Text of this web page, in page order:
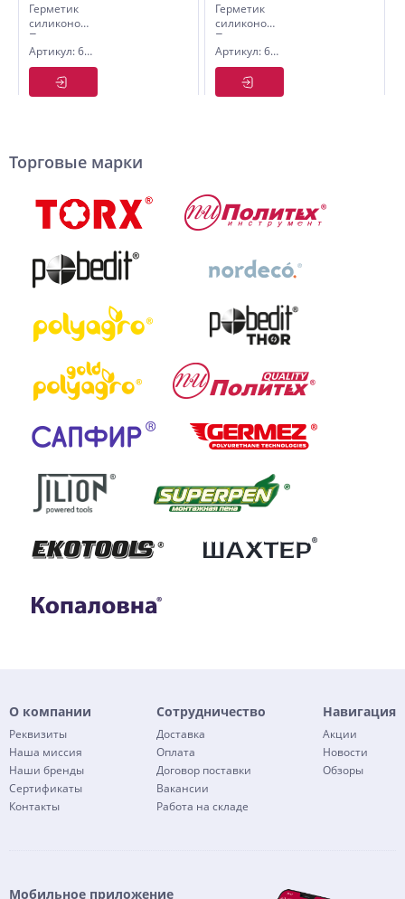
Герметик
силиконовый
Политех,
санитарный,
белый 280
Артикул: 6507720
Герметик
силиконовый
Политех,
универсальный,
белый, 280
Артикул: 6507520
Торговые марки
О компании
Реквизиты
Наша миссия
Наши бренды
Сертификаты
Контакты
Сотрудничество
Доставка
Оплата
Договор поставки
Вакансии
Работа на складе
Навигация
Акции
Новости
Обзоры
Мобильное приложение